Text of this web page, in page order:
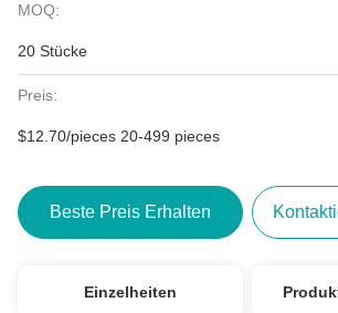
MOQ:
20 Stücke
Preis:
$12.70/pieces 20-499 pieces
Beste Preis Erhalten
Einzelheiten